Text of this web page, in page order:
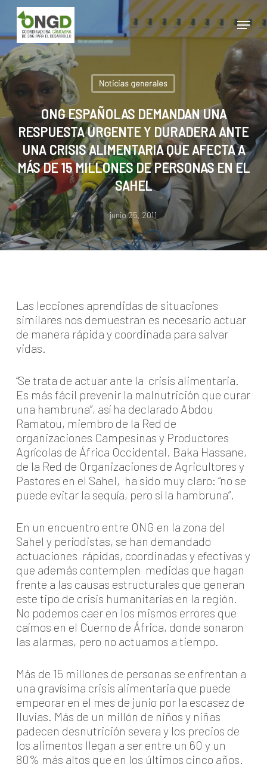
Skip
main
content
Menu
Noticias generales
ONG ESPAÑOLAS DEMANDAN UNA
RESPUESTA URGENTE Y DURADERA ANTE
UNA CRISIS ALIMENTARIA QUE AFECTA A
MÁS DE 15 MILLONES DE PERSONAS EN EL
SAHEL
junio 25, 2011
Las lecciones aprendidas de situaciones
similares nos demuestran es necesario actuar
de manera rápida y coordinada para salvar
vidas.
“Se trata de actuar ante la crisis alimentaria.
Es más fácil prevenir la malnutrición que curar
una hambruna”, así ha declarado Abdou
Ramatou, miembro de la Red de
organizaciones Campesinas y Productores
Agrícolas de África Occidental. Baka Hassane,
de la Red de Organizaciones de Agricultores y
Pastores en el Sahel, ha sido muy claro: “no se
puede evitar la sequía, pero sí la hambruna”.
En un encuentro entre ONG en la zona del
Sahel y periodistas, se han demandado
actuaciones rápidas, coordinadas y efectivas y
que además contemplen medidas que hagan
frente a las causas estructurales que generan
este tipo de crisis humanitarias en la región.
No podemos caer en los mismos errores que
caímos en el Cuerno de África, donde sonaron
las alarmas, pero no actuamos a tiempo.
Más de 15 millones de personas se enfrentan a
una gravísima crisis alimentaria que puede
empeorar en el mes de junio por la escasez de
lluvias. Más de un millón de niños y niñas
padecen desnutrición severa y los precios de
los alimentos llegan a ser entre un 60 y un
80% más altos que en los últimos cinco años.
Close
Menu